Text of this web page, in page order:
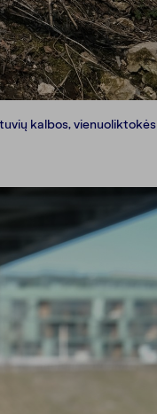
kalbos, vienuoliktokės